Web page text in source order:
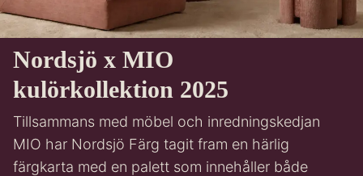
Nordsjö x MIO
kulörkollektion 2025
Tillsammans med möbel och inredningskedjan
MIO har Nordsjö Färg tagit fram en härlig
färgkarta med en palett som innehåller både